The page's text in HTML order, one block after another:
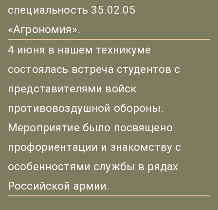
специальность 35.02.05
«Агрономия».
4 июня в нашем техникуме
состоялась встреча студентов с
представителями войск
противовоздушной обороны.
Мероприятие было посвящено
профориентации и знакомству с
особенностями службы в рядах
Российской армии.